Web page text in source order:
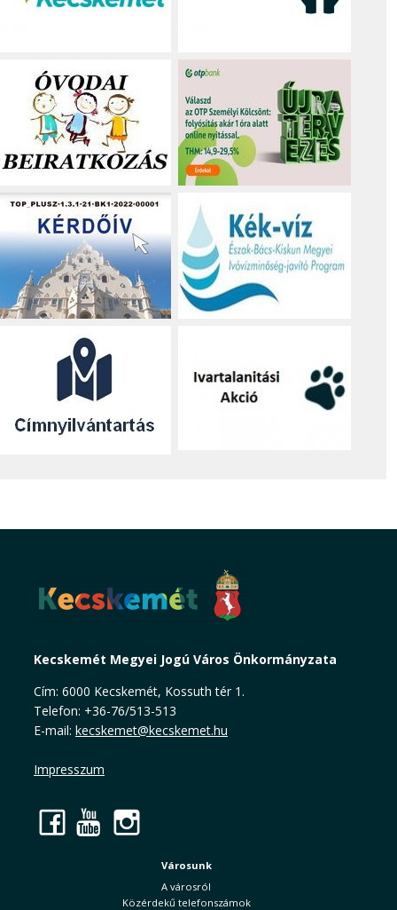
Kecskemét Megyei Jogú Város Önkormányzata
Cím: 6000 Kecskemét, Kossuth tér 1.
Telefon: +36-76/513-513
E-mail: kecskemet@kecskemet.hu
Impresszum
Facebook
YouTube
Városunk
A városról
Közérdekű telefonszámok